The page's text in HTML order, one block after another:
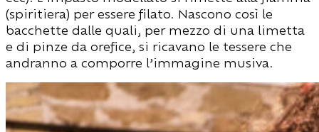
(spiritiera) per essere filato. Nascono così le
bacchette dalle quali, per mezzo di una limetta
e di pinze da orefice, si ricavano le tessere che
andranno a comporre l’immagine musiva.